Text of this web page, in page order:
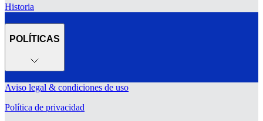
Historia
POLÍTICAS
Aviso legal & condiciones de uso
Política de privacidad